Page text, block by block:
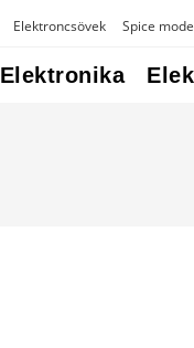
Elektroncsövek Spice
Elektronika